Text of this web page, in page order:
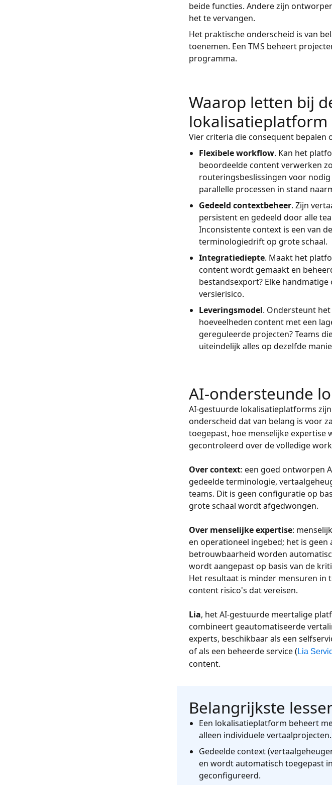
beide functies. Andere zijn
het te vervangen.
Het praktische onderscheid is van
toenemen. Een TMS beheert
programma.
Waarop letten bij
lokalisatieplatform
Vier criteria die consequent
Flexibele workflow. Kan het
beoordeelde content verwerken
routeringsbeslissingen voor
parallelle processen in stand
Gedeeld contextbeheer. Zijn
persistent en gedeeld door alle
Inconsistente context is een van
terminologiedrift op grote schaal.
Integratiediepte. Maakt het
content wordt gemaakt en
bestandsexport? Elke
versierisico.
Leveringsmodel. Ondersteunt
hoeveelheden content met een
gereguleerde projecten? Teams
uiteindelijk alles op dezelfde
AI-ondersteunde
AI-gestuurde lokalisatieplatforms
onderscheid dat van belang is voor
toegepast, hoe menselijke
gecontroleerd over de volledige
Over context: een goed ontworpen
gedeelde terminologie,
teams. Dit is geen configuratie op
grote schaal wordt afgedwongen.
Over menselijke expertise:
en operationeel ingebed; het is
betrouwbaarheid worden
wordt aangepast op basis van de
Het resultaat is minder mensuren in
content risico's dat vereisen.
Lia, het AI-gestuurde meertalige
combineert geautomatiseerde
experts, beschikbaar als een
of als een beheerde service ( Lia
content.
Belangrijkste
Een lokalisatieplatform beheert
alleen individuele vertaalprojecten.
Gedeelde context
en wordt automatisch toegepast
geconfigureerd.